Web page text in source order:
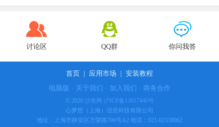
讨论区 QQ群 你问我答
首页 | 应用市场 | 安装教程
电脑版 · 关于我们 · 加入我们 · 商务合作
© 2026 沙发网 沪ICP备13017440号
心梦想（上海）信息科技有限公司
地址：上海市静安区万荣路700号A2 电话：021-62338062